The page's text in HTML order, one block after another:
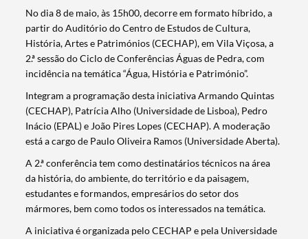
No dia 8 de maio, às 15h00, decorre em formato híbrido, a
partir do Auditório do Centro de Estudos de Cultura,
História, Artes e Patrimónios (CECHAP), em Vila Viçosa, a
2.ª sessão do Ciclo de Conferências Águas de Pedra, com
incidência na temática “Água, História e Património”.
Integram a programação desta iniciativa Armando Quintas
(CECHAP), Patrícia Alho (Universidade de Lisboa), Pedro
Inácio (EPAL) e João Pires Lopes (CECHAP). A moderação
está a cargo de Paulo Oliveira Ramos (Universidade Aberta).
A 2.ª conferência tem como destinatários técnicos na área
da história, do ambiente, do território e da paisagem,
estudantes e formandos, empresários do setor dos
mármores, bem como todos os interessados na temática.
A iniciativa é organizada pelo CECHAP e pela Universidade